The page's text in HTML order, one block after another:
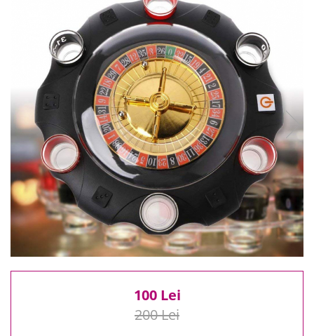
Bijuterii Femei
Bijuterii Copii
Bijuterii Mirese
Selectii
Reduceri
Cele mai noi
Cele mai vandute
Cele mai votate
Cu video
Pret
0 Lei - 100 Lei
100 Lei - 200 Lei
200 Lei - 300 Lei
300 Lei - 500 Lei
100 Lei
200 Lei